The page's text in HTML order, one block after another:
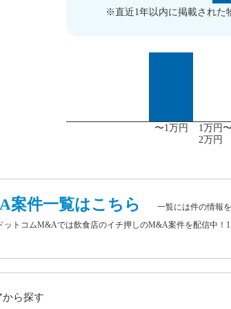
※直近1年以内に掲載された
〜1万円
1万円〜
2万円
案件一覧はこちら 一覧には件の情報
ットコムM&Aでは飲食店のイチ押しのM&A案件を配信中
から探す